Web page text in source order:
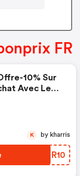
FR
10% Sur
Avec Le
GXGR10
K by kharris